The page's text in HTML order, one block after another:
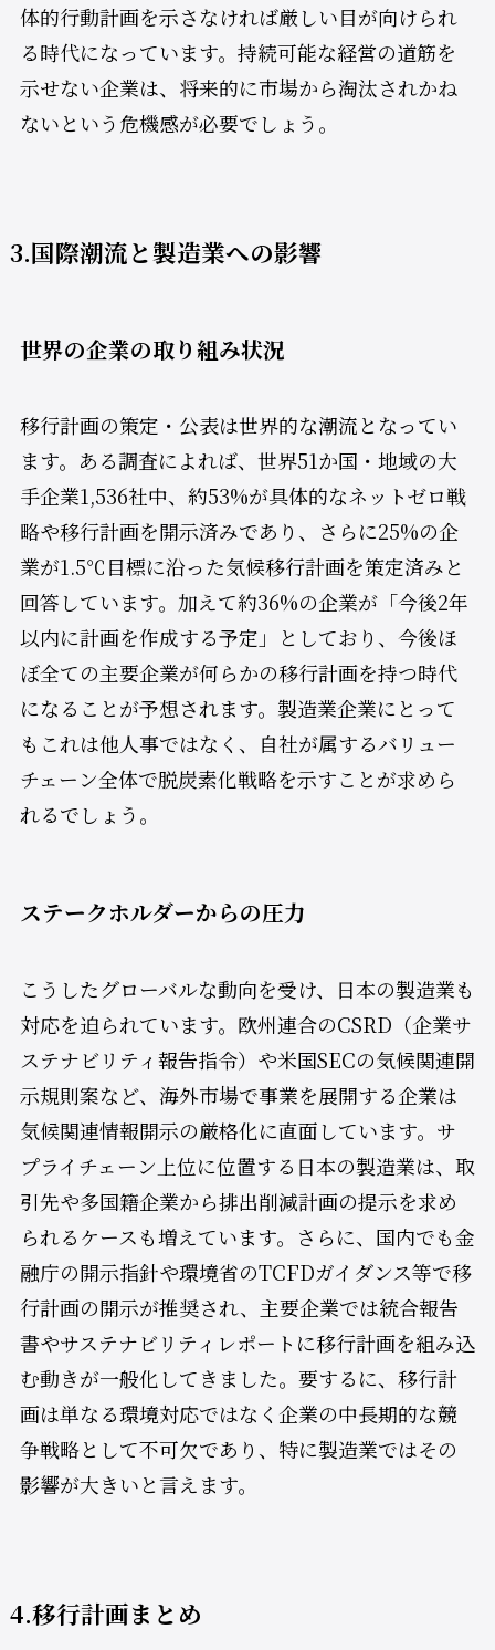
体的行動計画を示さなければ厳しい目が向けられ
る時代になっています。持続可能な経営の道筋を
示せない企業は、将来的に市場から淘汰されかね
ないという危機感が必要でしょう。
3.国際潮流と製造業への影響
世界の企業の取り組み状況
移行計画の策定・公表は世界的な潮流となってい
ます。ある調査によれば、世界51か国・地域の大
手企業1,536社中、約53%が具体的なネットゼロ戦
略や移行計画を開示済みであり、さらに25%の企
業が1.5℃目標に沿った気候移行計画を策定済みと
回答しています。加えて約36%の企業が「今後2年
以内に計画を作成する予定」としており、今後ほ
ぼ全ての主要企業が何らかの移行計画を持つ時代
になることが予想されます。製造業企業にとって
もこれは他人事ではなく、自社が属するバリュー
チェーン全体で脱炭素化戦略を示すことが求めら
れるでしょう。
ステークホルダーからの圧力
こうしたグローバルな動向を受け、日本の製造業も
対応を迫られています。欧州連合のCSRD（企業サ
ステナビリティ報告指令）や米国SECの気候関連開
示規則案など、海外市場で事業を展開する企業は
気候関連情報開示の厳格化に直面しています。サ
プライチェーン上位に位置する日本の製造業は、取
引先や多国籍企業から排出削減計画の提示を求め
られるケースも増えています。さらに、国内でも金
融庁の開示指針や環境省のTCFDガイダンス等で移
行計画の開示が推奨され、主要企業では統合報告
書やサステナビリティレポートに移行計画を組み込
む動きが一般化してきました。要するに、移行計
画は単なる環境対応ではなく企業の中長期的な競
争戦略として不可欠であり、特に製造業ではその
影響が大きいと言えます。
4.移行計画まとめ